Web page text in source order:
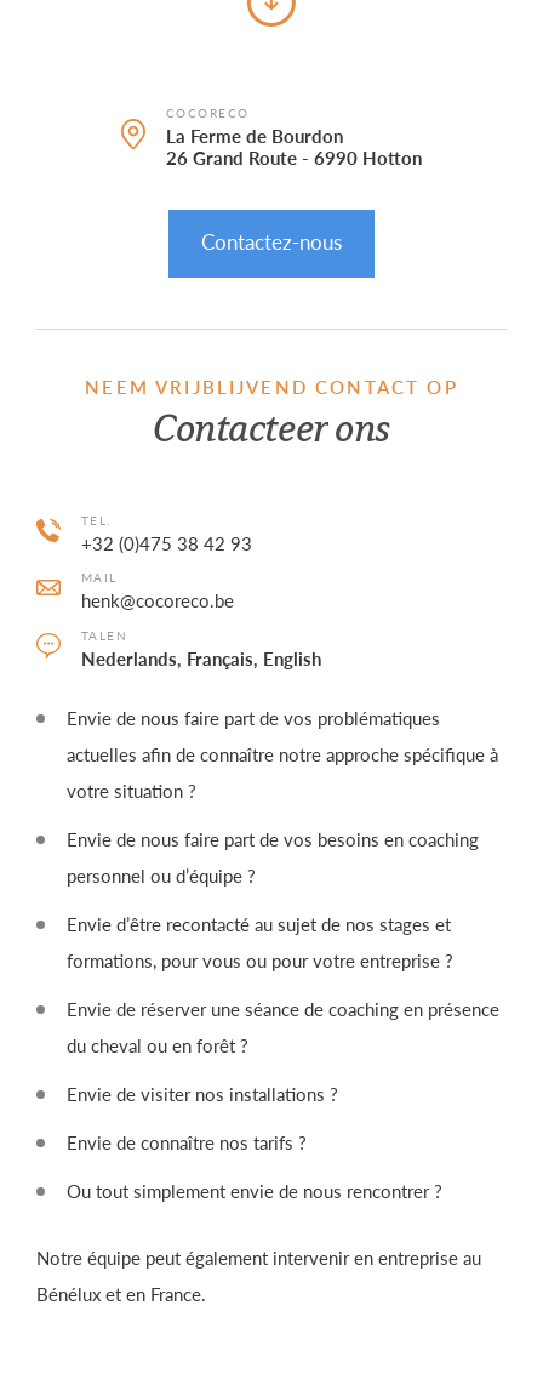
Agenda
COCORECO
La Ferme de Bourdon
26 Grand Route - 6990 Hotton
Contactez-nous
NEEM VRIJBLIJVEND CONTACT OP
Contacteer ons
TEL.
+32 (0)475 38 42 93
MAIL
henk@cocoreco.be
TALEN
Nederlands, Français, English
Envie de nous faire part de vos problématiques
actuelles afin de connaître notre approche spécifique à
votre situation ?
Envie de nous faire part de vos besoins en coaching
personnel ou d’équipe ?
Envie d’être recontacté au sujet de nos stages et
formations, pour vous ou pour votre entreprise ?
Envie de réserver une séance de coaching en présence
du cheval ou en forêt ?
Envie de visiter nos installations ?
Envie de connaître nos tarifs ?
Ou tout simplement envie de nous rencontrer ?
Notre équipe peut également intervenir en entreprise au
Bénélux et en France.